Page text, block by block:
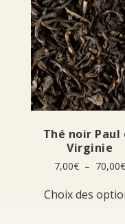
Thé noir Paul
Virginie
7,00€ – 70,00€
Choix des